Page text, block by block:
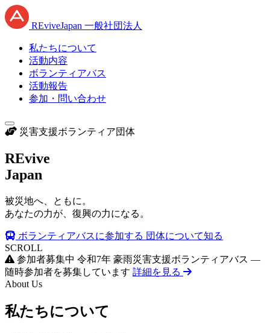
REviveJapan 一般社団法人
私たちについて
活動内容
ボランティアバス
活動報告
参加・問い合わせ
災害支援ボランティア団体
REvive
Japan
被災地へ、ともに。
あなたの力が、復興の力になる。
ボランティアバスに参加する 団体について知る
SCROLL
参加者募集中 令和7年 豪雨災害支援ボランティアバス —
随時参加者を募集しています 詳細を見る
About Us
私たちについて